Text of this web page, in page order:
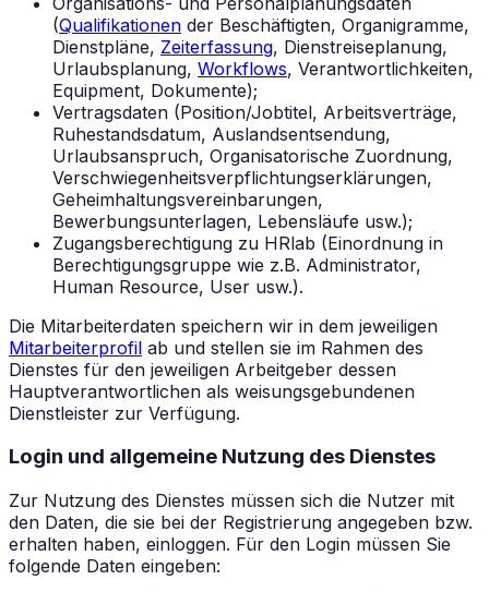
(Qualifikationen der Beschäftigten, Organigramme,
Dienstpläne, Zeiterfassung, Dienstreiseplanung,
Urlaubsplanung, Workflows, Verantwortlichkeiten,
Equipment, Dokumente);
Vertragsdaten (Position/Jobtitel, Arbeitsverträge,
Ruhestandsdatum, Auslandsentsendung,
Urlaubsanspruch, Organisatorische Zuordnung,
Verschwiegenheitsverpflichtungserklärungen,
Geheimhaltungsvereinbarungen,
Bewerbungsunterlagen, Lebensläufe usw.);
Zugangsberechtigung zu HRlab (Einordnung in
Berechtigungsgruppe wie z.B. Administrator,
Human Resource, User usw.).
Die Mitarbeiterdaten speichern wir in dem jeweiligen
Mitarbeiterprofil ab und stellen sie im Rahmen des
Dienstes für den jeweiligen Arbeitgeber dessen
Hauptverantwortlichen als weisungsgebundenen
Dienstleister zur Verfügung.
Login und allgemeine Nutzung des Dienstes
Zur Nutzung des Dienstes müssen sich die Nutzer mit
den Daten, die sie bei der Registrierung angegeben bzw.
erhalten haben, einloggen. Für den Login müssen Sie
folgende Daten eingeben: